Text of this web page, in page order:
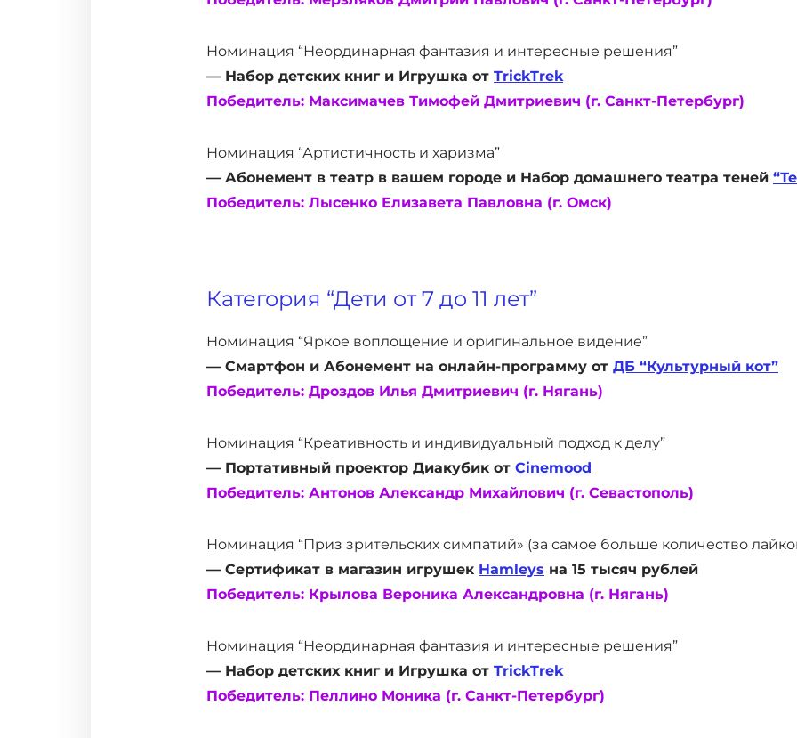
Номинация “Неординарная фантазия и интересные решения”
— Набор детских книг и Игрушка от TrickTrek
Победитель: Максимачев Тимофей Дмитриевич (г. Санкт-Петербург)
Номинация “Артистичность и харизма”
— Абонемент в театр в вашем городе и Набор домашнего театра теней
Победитель: Лысенко Елизавета Павловна (г. Омск)
Категория “Дети от 7 до 11 лет”
Номинация “Яркое воплощение и оригинальное видение”
— Смартфон и Абонемент на онлайн-программу от ДБ “Культурный кот”
Победитель: Дроздов Илья Дмитриевич (г. Нягань)
Номинация “Креативность и индивидуальный подход к делу”
— Портативный проектор Диакубик от Cinemood
Победитель: Антонов Александр Михайлович (г. Севастополь)
Номинация “Приз зрительских симпатий» (за самое больше количество
— Сертификат в магазин игрушек Hamleys на 15 тысяч рублей
Победитель: Крылова Вероника Александровна (г. Нягань)
Номинация “Неординарная фантазия и интересные решения”
— Набор детских книг и Игрушка от TrickTrek
Победитель: Пеллино Моника (г. Санкт-Петербург)